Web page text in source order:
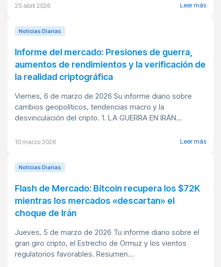
25 abril 2026 Leer más
Noticias Diarias
Informe del mercado: Presiones de guerra,
aumentos de rendimientos y la verificación de
la realidad criptográfica
Viernes, 6 de marzo de 2026 Su informe diario sobre
cambios geopolíticos, tendencias macro y la
desvinculación del cripto. 1. LA GUERRA EN IRÁN...
10 marzo 2026 Leer más
Noticias Diarias
Flash de Mercado: Bitcoin recupera los $72K
mientras los mercados «descartan» el
choque de Irán
Jueves, 5 de marzo de 2026 Tu informe diario sobre el
gran giro cripto, el Estrecho de Ormuz y los vientos
regulatorios favorables. Resumen...